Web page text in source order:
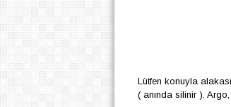
Lütfen konuyla
( anında silinir ).